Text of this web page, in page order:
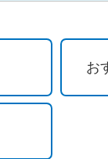
グ お